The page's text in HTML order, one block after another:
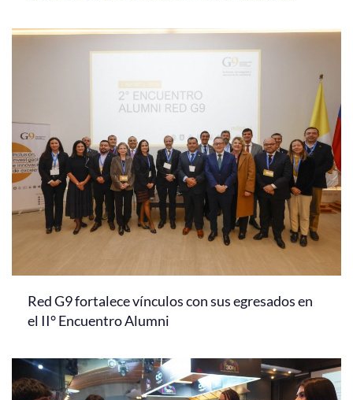
Red G9 fortalece vínculos con sus egresados en
el II° Encuentro Alumni